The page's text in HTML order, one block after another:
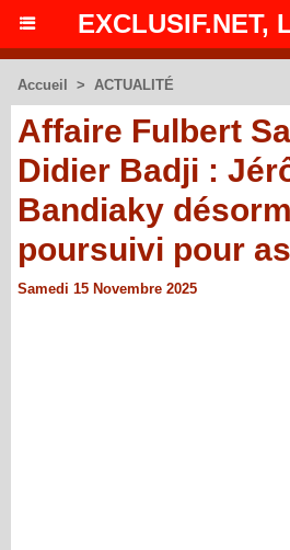
EXCLUSIF.NET,
Accueil > ACTUALITÉ
Affaire Fulbert
Didier Badji :
Bandiaky
poursuivi pour
Samedi 15 Novembre 2025